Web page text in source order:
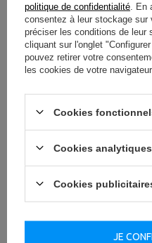
Possibilité d’extension
poids olympiques
Si tu ne souhaites pas les
aucun problème. Tu
auprès du service du
as toujours un poids
À
politique de confidentialité .
consentez à leur stockage sur
préciser les conditions de leur
cliquant sur l'onglet
pouvez retirer votre
les cookies de votre
Cookies
Cookies analytiques
Cookies
JE